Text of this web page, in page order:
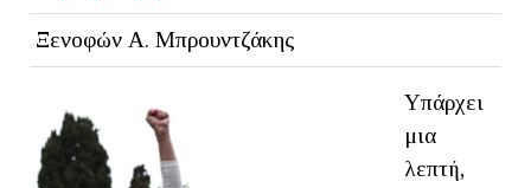
Ξενοφών Α. Μπρουντζάκης
Υπάρχει
μια
λεπτή,